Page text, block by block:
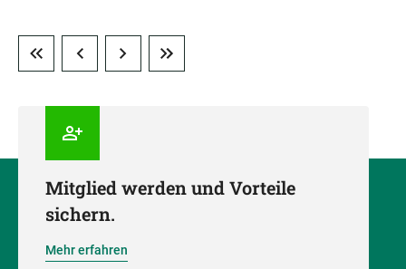
Mitglied werden und Vorteile
sichern.
Mehr erfahren